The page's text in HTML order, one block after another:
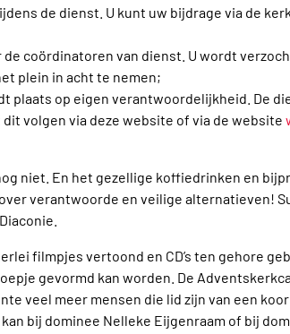
de dienst. U kunt uw bijdrage via de
coördinatoren van dienst. U wordt
plein in acht te nemen;
plaats op eigen verantwoordelijkheid. De
dit volgen via deze website of via de website
niet. En het gezellige koffiedrinken en
verantwoorde en veilige alternatieven!
filmpjes vertoond en CD’s ten gehore
gevormd kan worden. De
veel meer mensen die lid zijn van een
bij dominee Nelleke Eijgenraam of bij